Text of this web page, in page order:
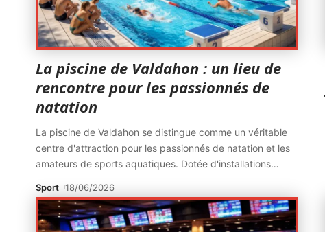
La piscine de Valdahon : un lieu de
rencontre pour les passionnés de
natation
La piscine de Valdahon se distingue comme un véritable
centre d'attraction pour les passionnés de natation et les
amateurs de sports aquatiques. Dotée d'installations…
Sport 18/06/2026